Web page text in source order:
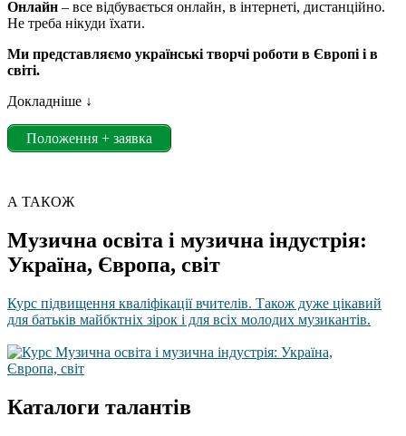
Онлайн – все відбувається онлайн, в інтернеті, дистанційно.
Не треба нікуди їхати.
Ми представляємо українські творчі роботи в Європі і в
світі.
Докладніше ↓
Положення + заявка
А ТАКОЖ
Музична освіта і музична індустрія:
Україна, Європа, світ
Курс підвищення кваліфікації вчителів. Також дуже цікавий
для батьків майбктніх зірок і для всіх молодих музикантів.
Каталоги талантів